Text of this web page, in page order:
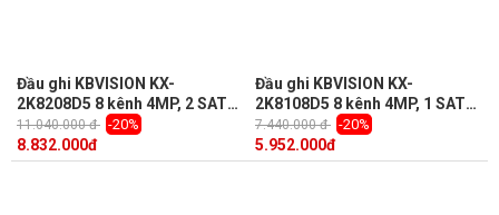
Đầu ghi KBVISION KX-
2K8208D5 8 kênh 4MP, 2 SATA,
HDMI/VGA, Audio 1/1, H.264+,
add 4 camera IP
11.040.000 đ -20%
8.832.000đ
Đầu ghi KBVISION KX-
2K8108D5 8 kênh 4MP, 1 SATA,
Audio 1/1, H.264+, add 4
camera IP
7.440.000 đ -20%
5.952.000đ